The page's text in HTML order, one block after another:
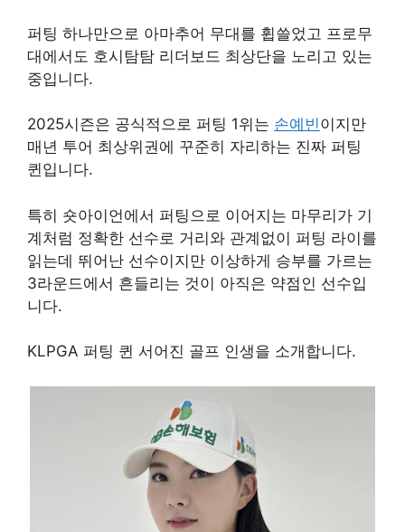
퍼팅 하나만으로 아마추어 무대를 휩쓸었고 프로무
대에서도 호시탐탐 리더보드 최상단을 노리고 있는
중입니다.
2025시즌은 공식적으로 퍼팅 1위는 손예빈이지만
매년 투어 최상위권에 꾸준히 자리하는 진짜 퍼팅
퀸입니다.
특히 숏아이언에서 퍼팅으로 이어지는 마무리가 기
계처럼 정확한 선수로 거리와 관계없이 퍼팅 라이를
읽는데 뛰어난 선수이지만 이상하게 승부를 가르는
3라운드에서 흔들리는 것이 아직은 약점인 선수입
니다.
KLPGA 퍼팅 퀸 서어진 골프 인생을 소개합니다.